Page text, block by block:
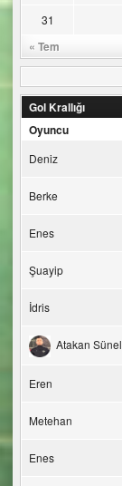
« Tem
31
Gol Krallığı
Oyuncu
Deniz
Berke
Enes
Şuayip
İdris
Atakan Sünel
Eren
Metehan
Enes